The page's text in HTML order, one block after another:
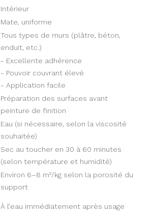
Intérieur
Mate, uniforme
Tous types de murs (plâtre, béton,
enduit, etc.)
- Excellente adhérence
- Pouvoir couvrant élevé
- Application facile
Préparation des surfaces avant
peinture de finition
Eau (si nécessaire, selon la viscosité
souhaitée)
Sec au toucher en 30 à 60 minutes
(selon température et humidité)
Environ 6–8 m²/kg selon la porosité du
support
À l’eau immédiatement après usage